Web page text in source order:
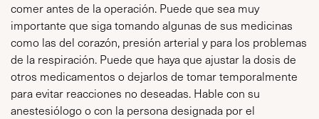
comer antes de la operación. Puede que sea muy
importante que siga tomando algunas de sus medicinas
como las del corazón, presión arterial y para los problemas
de la respiración. Puede que haya que ajustar la dosis de
otros medicamentos o dejarlos de tomar temporalmente
para evitar reacciones no deseadas. Hable con su
anestesiólogo o con la persona designada por el